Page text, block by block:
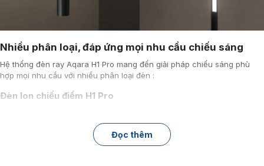
Nhiều phân loại, đáp ứng mọi nhu cầu chiếu sáng
Hệ thống đèn ray Aqara H1 Pro mang đến giải pháp chiếu sáng phù
hợp mọi nhu cầu với nhiều phân loại đèn :
Đèn lon chiếu điểm H1 Pro
Công suất: 10W
Đọc thêm